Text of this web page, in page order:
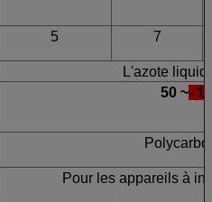
5 7
L'azote
50 ~-
Pour les appareils à